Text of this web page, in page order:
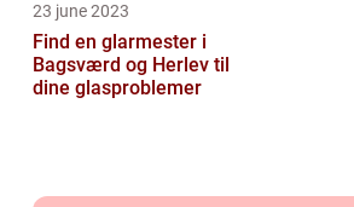
23 june 2023
Find en glarmester i
Bagsværd og Herlev til
dine glasproblemer